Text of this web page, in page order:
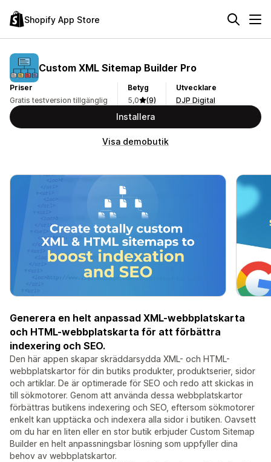
Shopify App Store
Custom XML Sitemap Builder Pro
Priser
Gratis testversion tillgänglig
Betyg
5,0
(9)
Utvecklare
DJP Digital
Installera
Visa demobutik
Generera en helt anpassad XML-webbplatskarta
och HTML-webbplatskarta för att förbättra
indexering och SEO.
Den här appen skapar skräddarsydda XML- och HTML-
webbplatskartor för din butiks produkter, produktserier, sidor
och artiklar. De är optimerade för SEO och redo att skickas in
till sökmotorer. Genom att använda dessa webbplatskartor
förbättras butikens indexering och SEO, eftersom sökmotorer
enkelt kan upptäcka och indexera alla sidor i butiken. Oavsett
om du har en liten eller en stor butik erbjuder Custom Sitemap
Builder en helt anpassningsbar lösning som uppfyller dina
behov av webbplatskartor.